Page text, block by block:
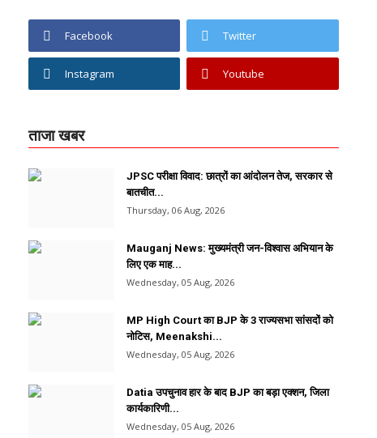
Facebook Twitter
Instagram Youtube
ताजा खबर
JPSC परीक्षा विवाद: छात्रों का आंदोलन तेज, सरकार से
बातचीत...
Thursday, 06 Aug, 2026
Mauganj News: मुख्यमंत्री जन-विश्वास अभियान के
लिए एक माह...
Wednesday, 05 Aug, 2026
MP High Court का BJP के 3 राज्यसभा सांसदों को
नोटिस, Meenakshi...
Wednesday, 05 Aug, 2026
Datia उपचुनाव हार के बाद BJP का बड़ा एक्शन, जिला
कार्यकारिणी...
Wednesday, 05 Aug, 2026